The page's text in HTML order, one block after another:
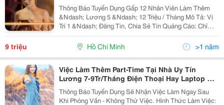
Thông Báo Tuyển Dụng Gấp 12 Nhân Viên Làm Thêm
&Ndash; Lương 5 &Ndash; 12 Triệu / Tháng Mô Tả: Vị
Trí 1 &Ndash; Đăng Tin, Chia Sẻ Tin Quảng Cáo: Chỉ
Việc Đăng Tin, Chia Sẻ Lại Các Hình Ảnh Và Thông Tin
Sản Phẩm Của Công Ty Như Thời Trang, Mỹ Phẩm,...
9 triệu Hồ Chí Minh >1 năm
Việc Làm Thêm Part-Time Tại Nhà Uy Tín
Lương 7-9Tr/Tháng Điện Thoại Hay Laptop Kết
Nối Internet Điều
Thông Báo Tuyển Dụng Sẽ Nhận Việc Làm Ngay Sau
Khi Phỏng Vấn - Không Thử Việc. Hình Thức Làm Việc: